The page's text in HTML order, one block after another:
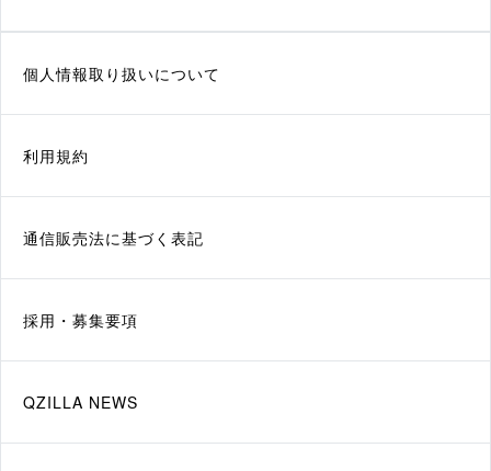
個人情報取り扱いについて
利用規約
通信販売法に基づく表記
採用・募集要項
QZILLA NEWS